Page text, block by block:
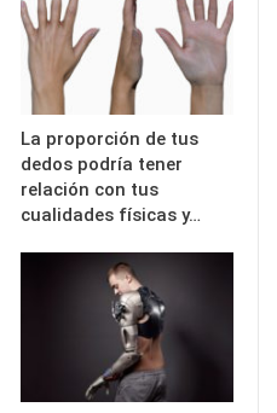
La proporción de tus
dedos podría tener
relación con tus
cualidades físicas y…